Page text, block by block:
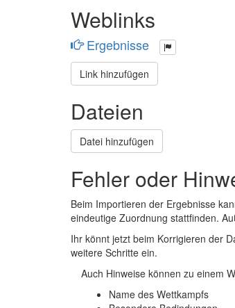
Weblinks
Ergebnisse
Link hinzufügen
Dateien
Datei hinzufügen
Fehler oder
Beim Importieren der Ergebnisse
eindeutige Zuordnung stattfinden.
Ihr könnt jetzt beim Korrigieren der
weitere Schritte ein.
Auch Hinweise können zu einem
Name des Wettkampfs